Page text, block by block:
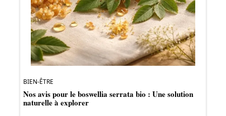
BIEN-ÊTRE
Nos avis pour le boswellia serrata bio : Une solution
naturelle à explorer